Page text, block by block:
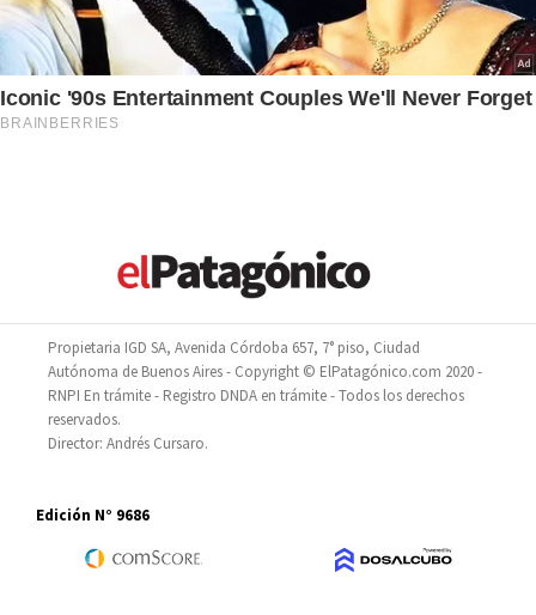
Propietaria IGD SA, Avenida Córdoba 657, 7° piso, Ciudad
Autónoma de Buenos Aires - Copyright © ElPatagónico.com 2020 -
RNPI En trámite - Registro DNDA en trámite - Todos los derechos
reservados.
Director: Andrés Cursaro.
Edición N° 9686